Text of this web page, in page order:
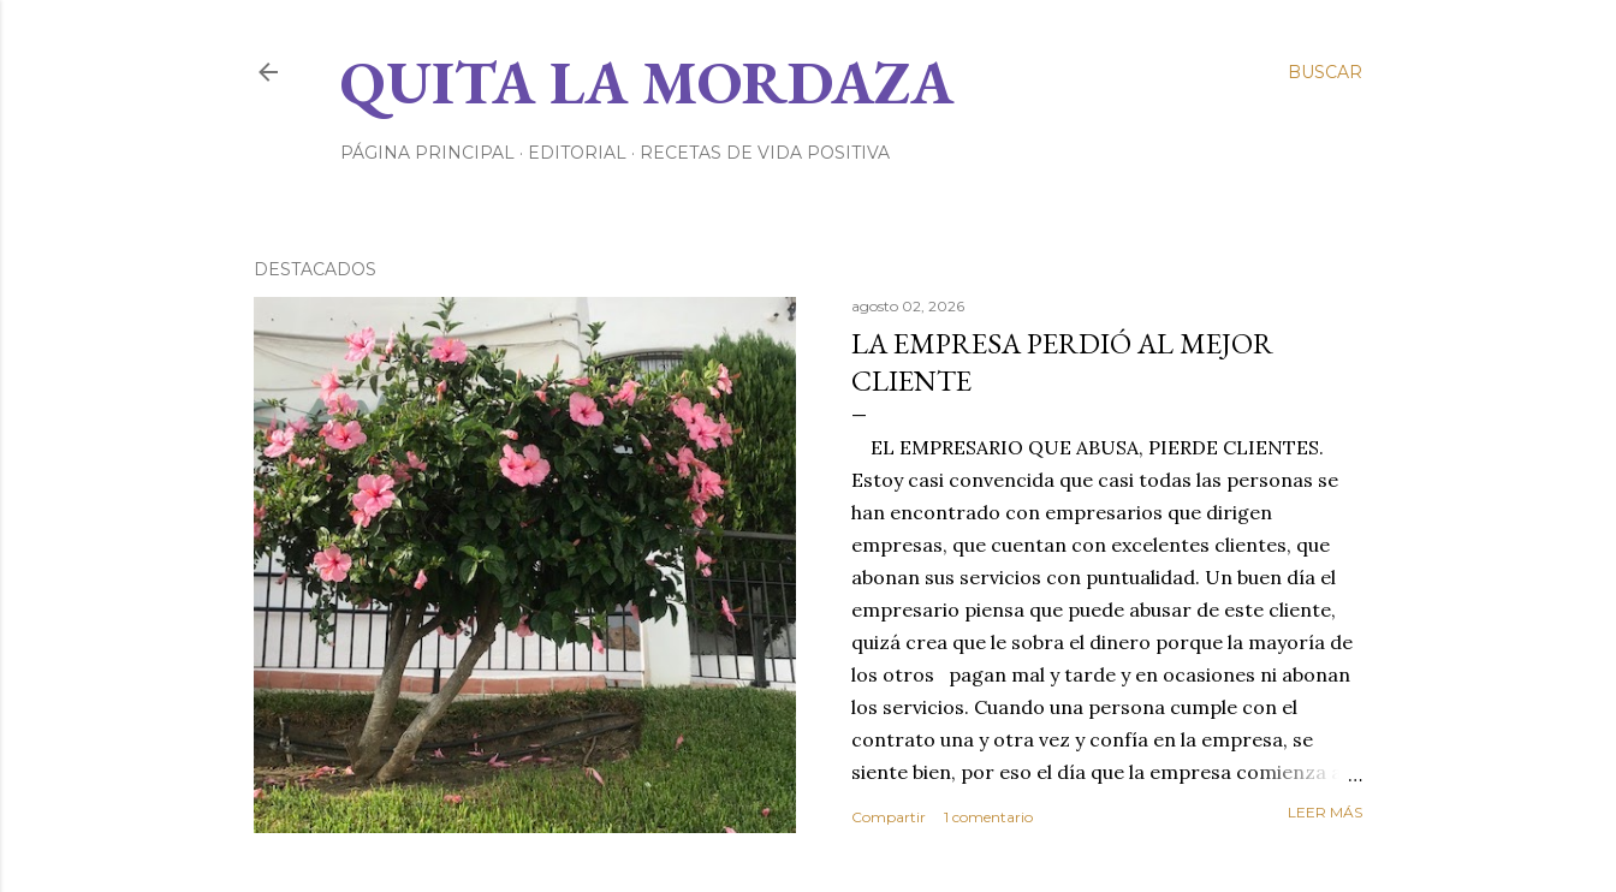
BUSCAR
QUITA LA MORDAZA
PÁGINA PRINCIPAL EDITORIAL RECETAS DE VIDA POSITIVA
DESTACADOS
agosto 02, 2026
LA EMPRESA PERDIÓ AL MEJOR
CLIENTE
EL EMPRESARIO QUE ABUSA, PIERDE CLIENTES.
Estoy casi convencida que casi todas las personas se
han encontrado con empresarios que dirigen
empresas, que cuentan con excelentes clientes, que
abonan sus servicios con puntualidad. Un buen día el
empresario piensa que puede abusar de este cliente,
quizá crea que le sobra el dinero porque la mayoría de
los otros pagan mal y tarde y en ocasiones ni abonan
los servicios. Cuando una persona cumple con el
contrato una y otra vez y confía en la empresa, se
siente bien, por eso el día que la empresa comienza a
Compartir 1 comentario LEER MÁS